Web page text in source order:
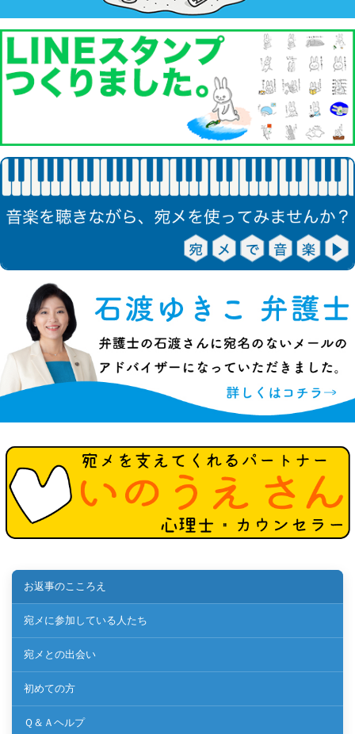
お返事のこころえ
宛メに参加している人たち
宛メとの出会い
初めての方
Ｑ＆Ａヘルプ